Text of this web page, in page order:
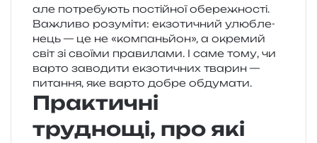
але потре­бу­ють постій­ної обережності.
Важливо розу­мі­ти: екзо­ти­чний улю­бле­
нець — це не «ком­пань­йон», а окре­мий
світ зі сво­ї­ми пра­ви­ла­ми. І саме тому, чи
варто заво­ди­ти екзо­ти­чних тва­рин —
пита­н­ня, яке варто добре обдумати.
Практичні
труднощі, про які